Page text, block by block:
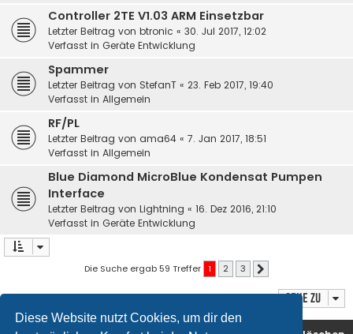
Diese Website nutzt Cookies, um dir den
Controller 2TE V1.03 ARM Einsetzbar
Letzter Beitrag von btronic « 30. Jul 2017, 12:02
Verfasst in Geräte Entwicklung
Spammer
Letzter Beitrag von StefanT « 23. Feb 2017, 19:40
Verfasst in Allgemein
RF/PL
Letzter Beitrag von ama64 « 7. Jan 2017, 18:51
Verfasst in Allgemein
Blue Diamond MicroBlue Kondensat Pumpen
Interface
Letzter Beitrag von Lightning « 16. Dez 2016, 21:10
Verfasst in Geräte Entwicklung
Die Suche ergab 59 Treffer 1 2 3
Gehe zu